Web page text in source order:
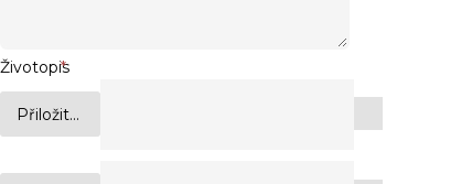
Životopis
*
Přiložit...